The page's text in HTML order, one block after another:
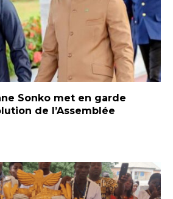
Sonko met en garde
de l’Assemblée